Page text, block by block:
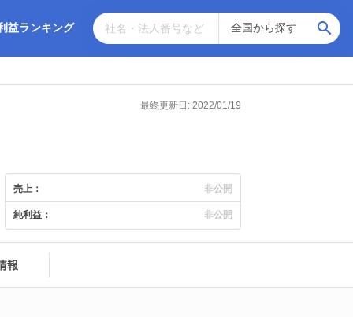
益ランキング
最終更新日: 2022/01/19
売上： 非公開
純利益： 非公開
報